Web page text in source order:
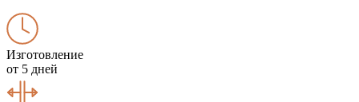
Изготовление
от 5 дней